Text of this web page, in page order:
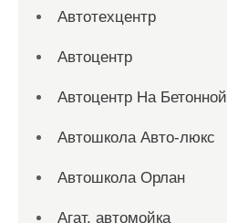
Автотехцентр
Автоцентр
Автоцентр На Бетонной
Автошкола Авто-люкс
Автошкола Орлан
Агат, автомойка